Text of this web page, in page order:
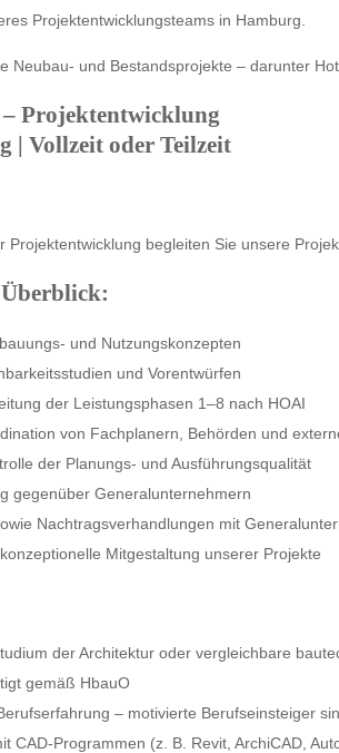
Projektentwicklungsteams in Hamburg.
Neubau- und Bestandsprojekte – darunter
Projektentwicklung
| Vollzeit oder Teilzeit
Projektentwicklung begleiten Sie unsere
und Nutzungskonzepten
und Vorentwürfen
der Leistungsphasen 1–8 nach HOAI
von Fachplanern, Behörden und
der Planungs- und Ausführungsqualität
gegenüber Generalunternehmern
Nachtragsverhandlungen mit
Mitgestaltung unserer Projekte
der Architektur oder vergleichbare
gemäß HbauO
– motivierte Berufseinsteiger
CAD-Programmen (z. B. Revit, ArchiCAD,